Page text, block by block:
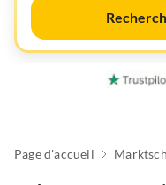
Page d'accueil